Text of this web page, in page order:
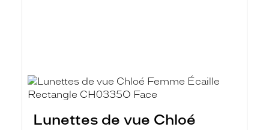
Lunettes de vue Chloé